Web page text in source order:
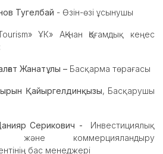
Тугелбай - Өзін-өзі ұсынушы
ҰК» АҚ-нан Қоғамдық кеңес
Жанатұлы – Басқарма төрағасы
Қайыргелдинқызы, Басқарушы
Серикович - Инвестициялық
және коммерцияландыру
бас менеджері